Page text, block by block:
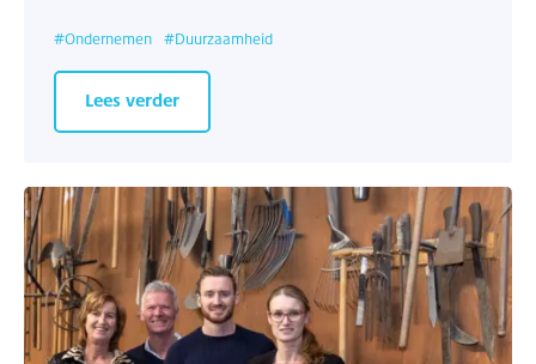
#Ondernemen #Duurzaamheid
Lees verder